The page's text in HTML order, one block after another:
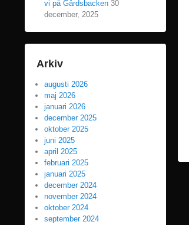
vi på Gårdsbacken 30
december, 2025
Arkiv
augusti 2026
maj 2026
januari 2026
december 2025
oktober 2025
juni 2025
april 2025
februari 2025
januari 2025
december 2024
november 2024
oktober 2024
september 2024